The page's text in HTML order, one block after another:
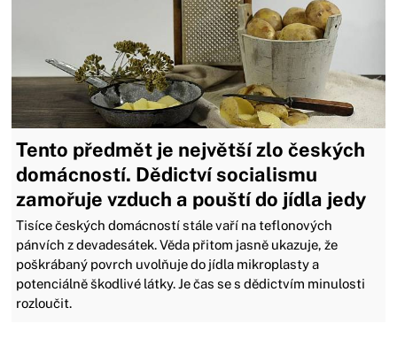
Tento předmět je největší zlo českých
domácností. Dědictví socialismu
zamořuje vzduch a pouští do jídla jedy
Tisíce českých domácností stále vaří na teflonových
pánvích z devadesátek. Věda přitom jasně ukazuje, že
poškrábaný povrch uvolňuje do jídla mikroplasty a
potenciálně škodlivé látky. Je čas se s dědictvím minulosti
rozloučit.